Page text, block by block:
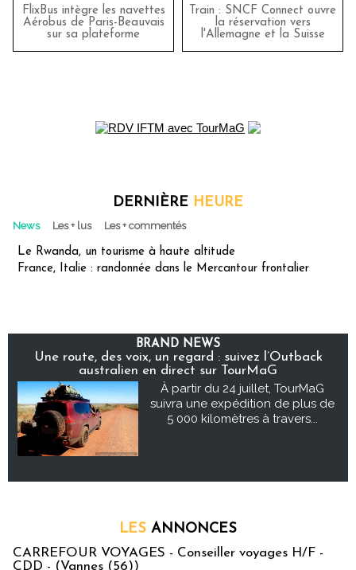
FlixBus intègre les navettes
Aérobus de Paris-Beauvais
sur sa plateforme
Train : SNCF Connect ouvre
la réservation vers
l'Allemagne et la Suisse
DERNIÈRE HEURE
News Les + lus Les + commentés
Le Rwanda, un tourisme à haute altitude
France, Italie : randonnée dans le Mercantour frontalier
BRAND NEWS
Une route, des voix, un regard : suivez l’Outback
australien en direct sur TourMaG
À partir du 24 juillet, TourMaG
suivra une expédition de plus de
5 000 kilomètres à travers...
LES ANNONCES
CARREFOUR VOYAGES - Conseiller voyages H/F -
CDD - (Vannes (56))